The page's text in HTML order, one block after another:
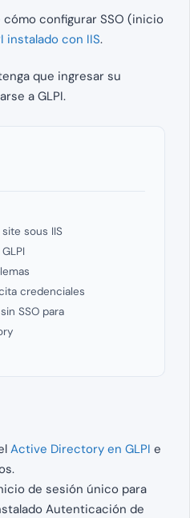
configurar SSO (inicio
instalado con IIS.
que ingresar su
a GLPI.
sous IIS
credenciales
SSO para
Active Directory en GLPI e
de sesión único para
Autenticación de